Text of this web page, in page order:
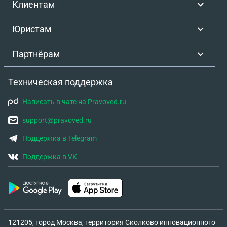
эффективно. Сосед так и ведет себя и будет вести
безнаказанно. И возможно ли ему назначить
штрафы за все наши вызовы? На видео его шум
снят.
Клиентам
Юристам
Партнёрам
Техническая поддержка
Написать в чате на Pravoved.ru
support@pravoved.ru
Поддержка в Telegram
Поддержка в VK
121205, город Москва, территория Сколково инновационного